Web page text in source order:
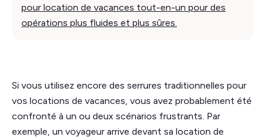
pour location de vacances tout-en-un pour des
opérations plus fluides et plus sûres.
Si vous utilisez encore des serrures traditionnelles pour
vos locations de vacances, vous avez probablement été
confronté à un ou deux scénarios frustrants. Par
exemple, un voyageur arrive devant sa location de